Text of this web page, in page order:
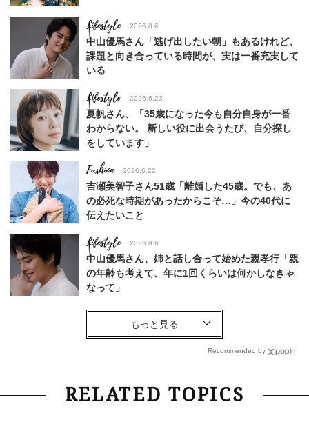
Lifestyle 2026.8.6
中山優馬さん「逃げ出したい朝」もあるけれど、
課題と向き合っている時間が、実は一番充実して
いる
Lifestyle 2026.6.23
夏帆さん、「35歳になった今も自分自身が一番
わからない。 新しい役に出会うたび、自分探し
をしています」
Fashion 2026.6.22
吉瀬美智子さん51歳「離婚した45歳。でも、あ
の必死な時期があったからこそ…」今の40代に
伝えたいこと
Lifestyle 2026.8.6
中山優馬さん、姉と話し合って始めた親孝行「親
の年齢も考えて、年に1回くらいは何かしなきゃ
なって」
Lifestyle
26年夏の【開運アクション】は”ひと拭き”習
慣！「金運アップ→トイレ、じゃあ底上げ運
Fashion 2026.6.12
中村ゆりさん「40代になり、やっと“仕事以外の
Recommended by
RELATED TOPICS